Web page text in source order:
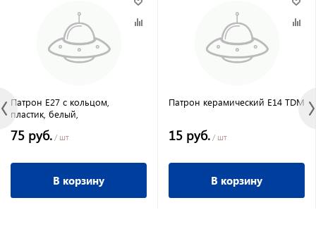
Патрон Е27 с кольцом,
пластик, белый,
75 руб. / шт
В корзину
Патрон керамический E14 TDM
15 руб. / шт
В корзину